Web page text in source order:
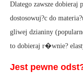
Dlatego zawsze dobieraj
dostosowuj?c do
gliwej dzianiny
to dobieraj r�wnie?
Jest pewne